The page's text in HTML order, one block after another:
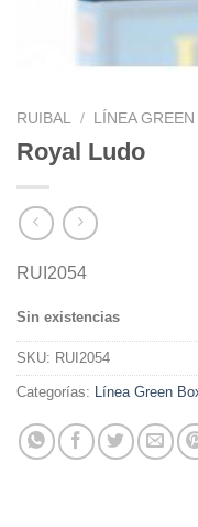
RUIBAL / LÍNEA
Royal Ludo
RUI2054
Sin existencias
SKU: RUI2054
Categorías: Línea Green